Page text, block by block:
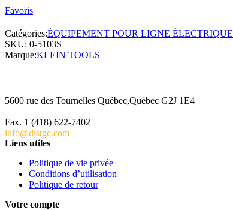
Favoris
Catégories:ÉQUIPEMENT POUR LIGNE ÉLECTRIQUE
SKU: 0-5103S
Marque:KLEIN TOOLS
5600 rue des Tournelles Québec,Québec G2J 1E4
Fax. 1 (418) 622-7402
info@distgc.com
Liens utiles
Politique de vie privée
Conditions d’utilisation
Politique de retour
Votre compte